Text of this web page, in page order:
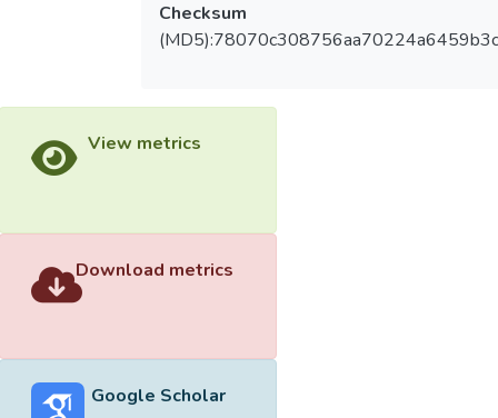
Checksum
View metrics
Download metrics
Google Scholar